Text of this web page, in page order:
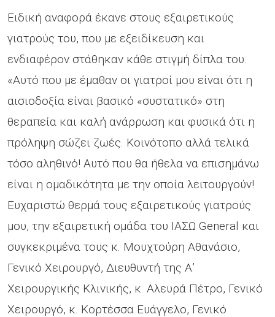
Ειδική αναφορά έκανε στους εξαιρετικούς
γιατρούς του, που με εξειδίκευση και
ενδιαφέρον στάθηκαν κάθε στιγμή δίπλα του.
«Αυτό που με έμαθαν οι γιατροί μου είναι ότι η
αισιοδοξία είναι βασικό «συστατικό» στη
θεραπεία και καλή ανάρρωση και φυσικά ότι η
πρόληψη σώζει ζωές. Κοινότοπο αλλά τελικά
τόσο αληθινό! Αυτό που θα ήθελα να επισημάνω
είναι η ομαδικότητα με την οποία λειτουργούν!
Ευχαριστώ θερμά τους εξαιρετικούς γιατρούς
μου, την εξαιρετική ομάδα του ΙΑΣΩ General και
συγκεκριμένα τους κ. Μουχτούρη Αθανάσιο,
Γενικό Χειρουργό, Διευθυντή της Α’
Χειρουργικής Κλινικής, κ. Αλευρά Πέτρο, Γενικό
Χειρουργό, κ. Kορτέσσα Ευάγγελο, Γενικό